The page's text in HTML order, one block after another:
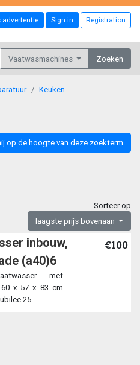
advertentie Sign in Registration
Vaatwasmachines Zoeken
Keuken
op de hoogte van deze zoekterm
Sorteer op
laagste prijs bovenaan
inbouw,
(a40)6
€100
met
60 x 57 x 83 cm
25